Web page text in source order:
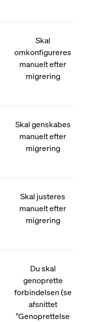
Skal
omkonfigureres
manuelt efter
migrering
Skal genskabes
manuelt efter
migrering
Skal justeres
manuelt efter
migrering
Du skal
genoprette
forbindelsen (se
afsnittet
"Genoprettelse